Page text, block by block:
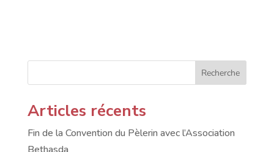
Recherche
Articles récents
Fin de la Convention du Pèlerin avec l’Association